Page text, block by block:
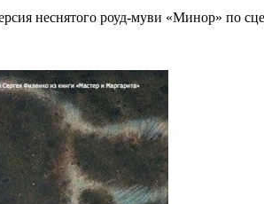
неснятого роуд‑муви «Минор» по